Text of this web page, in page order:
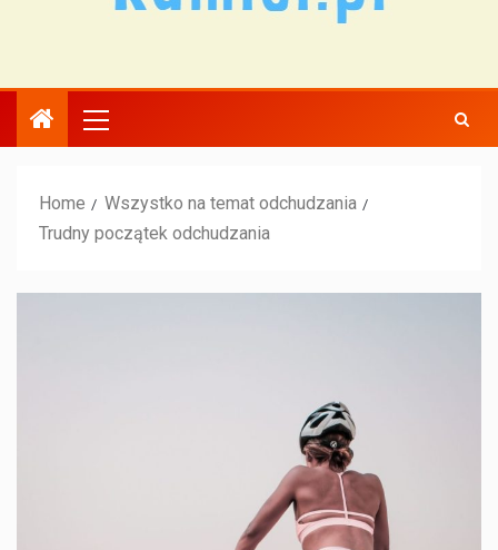
Home
Wszystko na temat odchudzania
Trudny początek odchudzania